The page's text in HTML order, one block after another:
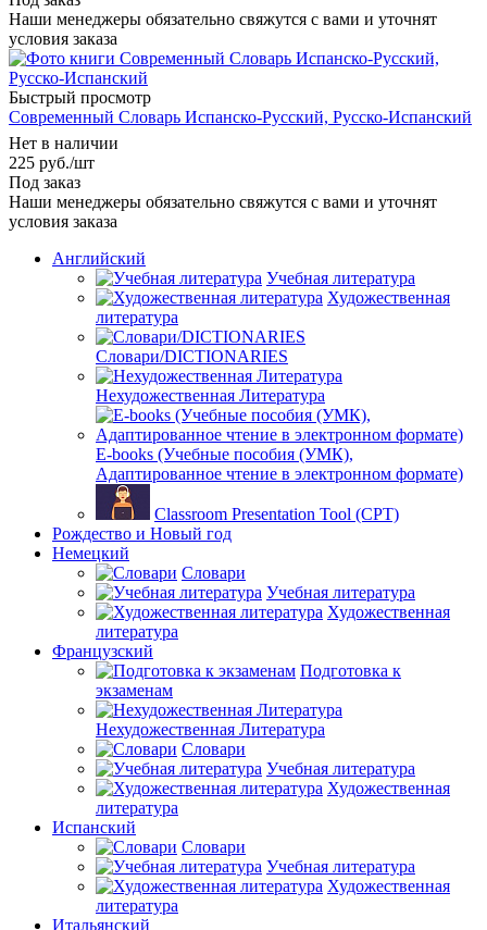
Наши менеджеры обязательно свяжутся с вами и уточнят
условия заказа
Быстрый просмотр
Современный Словарь Испанско-Русский, Русско-Испанский
Нет в наличии
225 руб./шт
Под заказ
Наши менеджеры обязательно свяжутся с вами и уточнят
условия заказа
Английский
Учебная литература
Художественная
литература
Словари/DICTIONARIES
Нехудожественная Литература
E-books (Учебные пособия (УМК),
Адаптированное чтение в электронном формате)
Classroom Presentation Tool (CPT)
Рождество и Новый год
Немецкий
Словари
Учебная литература
Художественная
литература
Французский
Подготовка к
экзаменам
Нехудожественная Литература
Словари
Учебная литература
Художественная
литература
Испанский
Словари
Учебная литература
Художественная
литература
Итальянский